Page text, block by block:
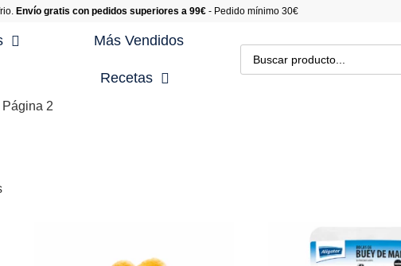
Envío gratis con pedidos superiores a 99€ - Pedido mínimo 30€
Más Vendidos
Recetas
Recetas de Postres
Página 2